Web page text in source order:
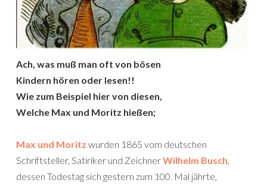
Ach, was muß man oft von bösen
Kindern hören oder lesen!!
Wie zum Beispiel hier von diesen,
Welche Max und Moritz hießen;
Max und Moritz wurden 1865 vom deutschen
Schriftsteller, Satiriker und ZeichnerWilhelm Busch,
dessen Todestag sich gestern zum 100. Mal jährte,